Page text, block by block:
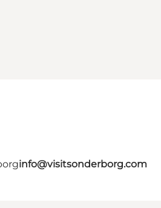
info@visitsonderborg.com